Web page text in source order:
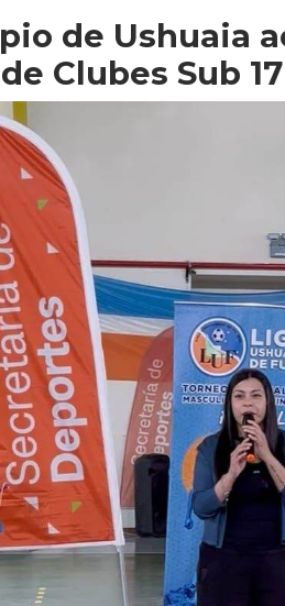
de Ushuaia
Clubes Sub